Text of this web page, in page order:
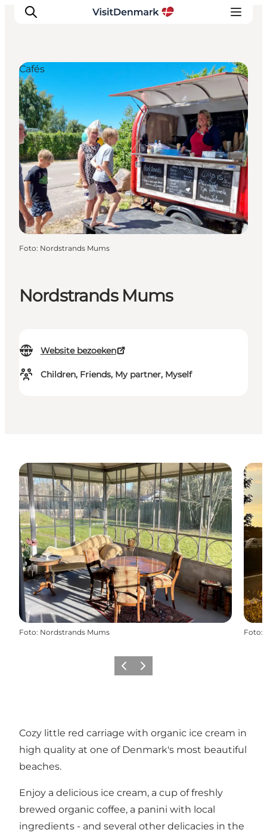
Inspiratie
Bestemmingen
Wat te doen
Accommodaties
Plan je reis
Nordstrands Mums
Website bezoeken
Children, Friends, My partner, Myself
Cafés
Foto: Nordstrands Mums
Foto: Nordstrands Mums Foto:
Vorige Volgende
Cozy little red carriage with organic ice cream in
high quality at one of Denmark's most beautiful
beaches.
Enjoy a delicious ice cream, a cup of freshly
brewed organic coffee, a panini with local
ingredients - and several other delicacies in the